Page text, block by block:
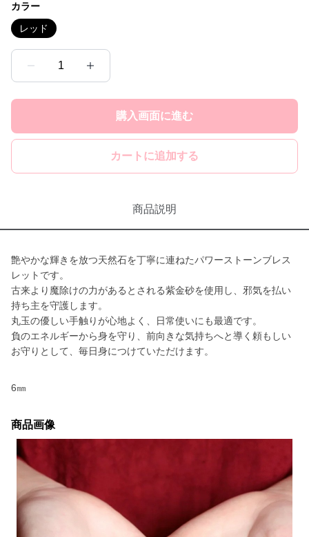
カラー
レッド
1
購入画面に進む
カートに追加する
商品説明
艶やかな輝きを放つ天然石を丁寧に連ねたパワーストーンブレス
レットです。
古来より魔除けの力があるとされる紫金砂を使用し、邪気を払い
持ち主を守護します。
丸玉の優しい手触りが心地よく、日常使いにも最適です。
負のエネルギーから身を守り、前向きな気持ちへと導く頼もしい
お守りとして、毎日身につけていただけます。
6㎜
商品画像